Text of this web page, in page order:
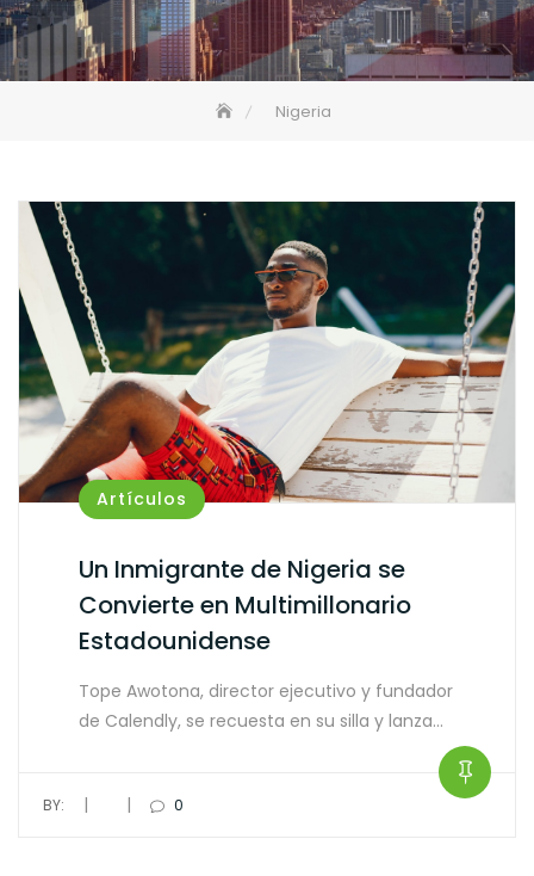
Nigeria
Artículos
Un Inmigrante de Nigeria se
Convierte en Multimillonario
Estadounidense
Tope Awotona, director ejecutivo y fundador
de Calendly, se recuesta en su silla y lanza…
BY: | | 0